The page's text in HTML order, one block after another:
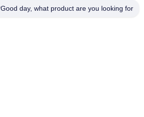
الاتصال السريع
Good day, what product are you looking for?